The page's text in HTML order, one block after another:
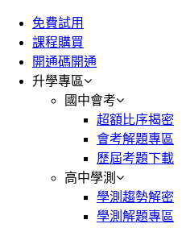
免費試用
課程購買
開通碼開通
升學專區
國中會考
超額比序揭密
會考解題專區
歷屆考題下載
高中學測
學測趨勢解密
學測解題專區